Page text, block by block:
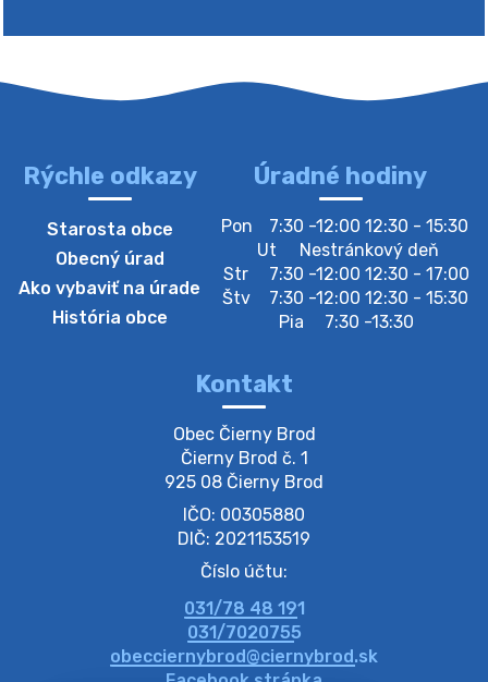
4. augusta 2026 10:05
Zberný dvor-Gyűjtőudvar
Oznamujeme obyvateľom, že v stredu 05. augusta
bude zberný dvor zatvorený. Értesítjük a lakosokat,
hogy szerdán augusztus 05-én a gyűjtőudvar zárva
lesz https://ciernybrod.sk?p=214…
Zber separovaného odpadu plastu-
Szeparált műanya…
Oznamujeme obyvateľom, že v stredu 05. augusta
prebehne zber separovaného odpadu plastu. Prosíme
obyvateľov, aby vrecia s odpadom vyložili pred dom už
večer vopred, nakoľko firma F…
4. augusta 2026 09:51
Oznámenie o plánovanom prerušení dodávky
elektri…
Oznamujeme Vám, že v určitých dňoch bude v
Rýchle odkazy
Starosta obce
Obecný úrad
Ako vybaviť na úrade
História obce
Úradné hodiny
Pon
7:30 -12:00 12:30 - 15:30
Ut
Nestránkový deň
Str
7:30 -12:00 12:30 - 17:00
Štv
7:30 -12:00 12:30 - 15:30
Pia
7:30 -13:30
Kontakt
Obec Čierny Brod
Čierny Brod č. 1
925 08 Čierny Brod
IČO: 00305880
DIČ: 2021153519
Číslo účtu:
031/78 48 191
031/7020755
obecciernybrod@ciernybrod.sk